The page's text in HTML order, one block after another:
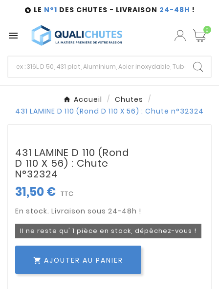
 LE N°1 DES CHUTES - LIVRAISON 24-48H !
 0
Accueil
Chutes
431 LAMINE D 110 (Rond D 110 X 56) : Chute n°32324
431 LAMINE D 110 (Rond
D 110 X 56) : Chute
N°32324
31,50 € TTC
Il ne reste qu' 1 pièce en stock, dépêchez-vous !
 AJOUTER AU PANIER